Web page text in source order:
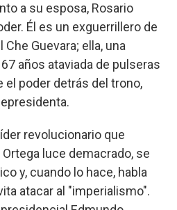
a su esposa, Rosario
Él es un exguerrillero de
Guevara; ella, una
años ataviada de pulseras
el poder detrás del trono,
revolucionario que
luce demacrado, se
y, cuando lo hace, habla
atacar al "imperialismo".